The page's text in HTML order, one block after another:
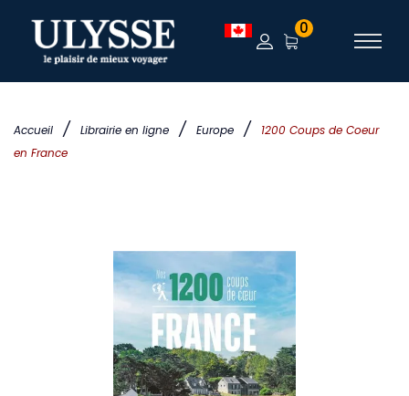
Accueil / Librairie en ligne / Europe /
1200 Coups de Coeur
en France
0